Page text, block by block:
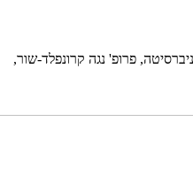
פרופ' נגה קרונפלד-שור,